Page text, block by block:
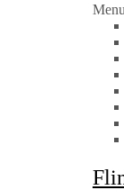
Menu